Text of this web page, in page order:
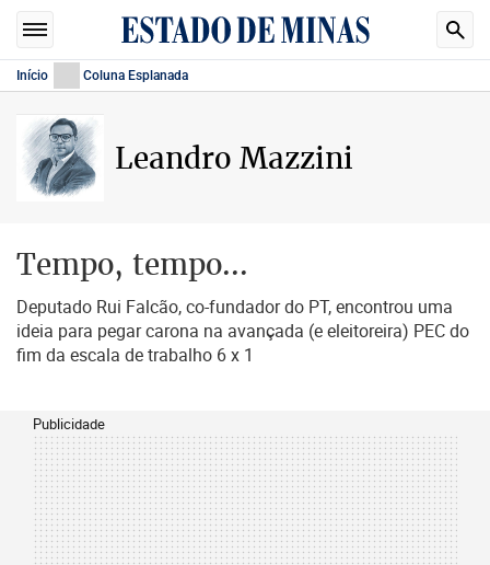
Início Coluna Esplanada
Leandro Mazzini
Tempo, tempo...
Deputado Rui Falcão, co-fundador do PT, encontrou uma
ideia para pegar carona na avançada (e eleitoreira) PEC do
fim da escala de trabalho 6 x 1
Publicidade